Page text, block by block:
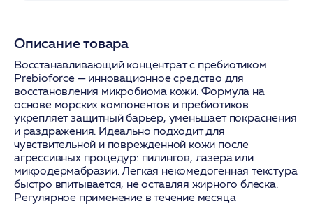
Описание товара
Восстанавливающий концентрат с пребиотиком
Prebioforce — инновационное средство для
восстановления микробиома кожи. Формула на
основе морских компонентов и пребиотиков
укрепляет защитный барьер, уменьшает покраснения
и раздражения. Идеально подходит для
чувствительной и поврежденной кожи после
агрессивных процедур: пилингов, лазера или
микродермабразии. Легкая некомедогенная текстура
быстро впитывается, не оставляя жирного блеска.
Регулярное применение в течение месяца